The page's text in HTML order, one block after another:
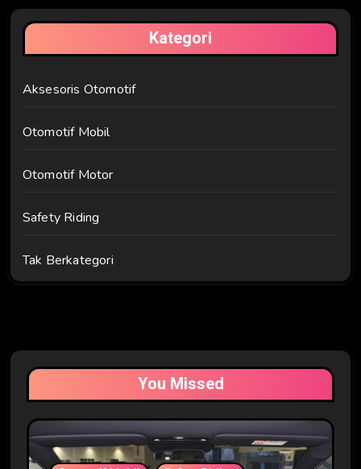
Kategori
Aksesoris Otomotif
Otomotif Mobil
Otomotif Motor
Safety Riding
Tak Berkategori
You Missed